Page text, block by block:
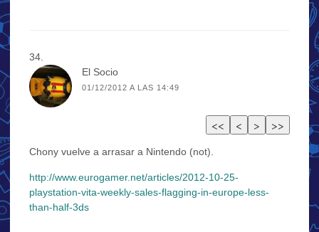
El Socio
01/12/2012 A LAS 14:49
Chony vuelve a arrasar a Nintendo (not).
http://www.eurogamer.net/articles/2012-10-25-
playstation-vita-weekly-sales-flagging-in-europe-less-
than-half-3ds